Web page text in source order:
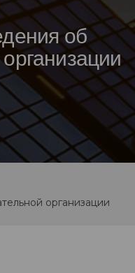
об
организации